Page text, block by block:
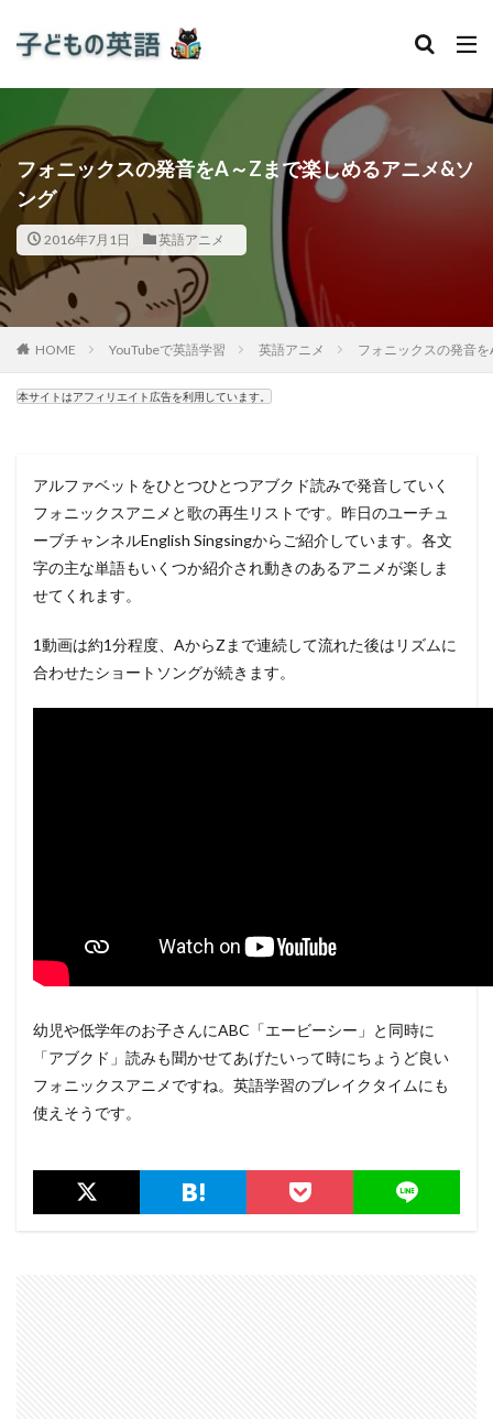
フォニックスの発音をA～Zまで楽しめるアニメ&ソ
ング
2016年7月1日 英語アニメ
HOME YouTubeで英語学習 英語アニメ フォニックスの発音
本サイトはアフィリエイト広告を利用しています。
アルファベットをひとつひとつアブクド読みで発音していく
フォニックスアニメと歌の再生リストです。昨日のユーチュ
ーブチャンネルEnglish Singsingからご紹介しています。各文
字の主な単語もいくつか紹介され動きのあるアニメが楽しま
せてくれます。
1動画は約1分程度、AからZまで連続して流れた後はリズムに
合わせたショートソングが続きます。
幼児や低学年のお子さんにABC「エービーシー」と同時に
「アブクド」読みも聞かせてあげたいって時にちょうど良い
フォニックスアニメですね。英語学習のブレイクタイムにも
使えそうです。